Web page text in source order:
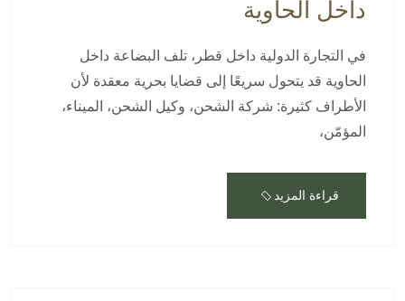
داخل الحاوية
في التجارة الدولية داخل قطر، تلف البضاعة داخل
الحاوية قد يتحول سريعًا إلى قضايا بحرية معقدة لأن
الأطراف كثيرة: شركة الشحن، وكيل الشحن، الميناء،
المؤمّن،
قراءة المزيد